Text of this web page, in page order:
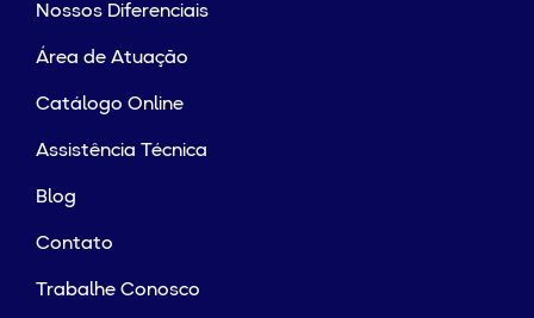
Nossos Diferenciais
Área de Atuação
Catálogo Online
Assistência Técnica
Blog
Contato
Trabalhe Conosco